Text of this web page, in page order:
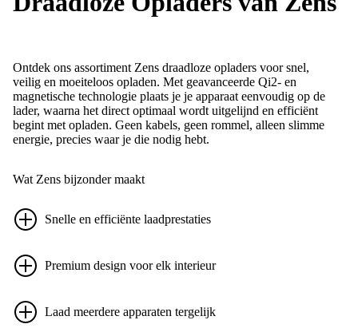
Ontdek ons assortiment Zens draadloze opladers voor snel,
veilig en moeiteloos opladen. Met geavanceerde Qi2- en
magnetische technologie plaats je je apparaat eenvoudig op de
lader, waarna het direct optimaal wordt uitgelijnd en efficiënt
begint met opladen. Geen kabels, geen rommel, alleen slimme
energie, precies waar je die nodig hebt.
Wat Zens bijzonder maakt
Snelle en efficiënte laadprestaties
Premium design voor elk interieur
Laad meerdere apparaten tergelijk